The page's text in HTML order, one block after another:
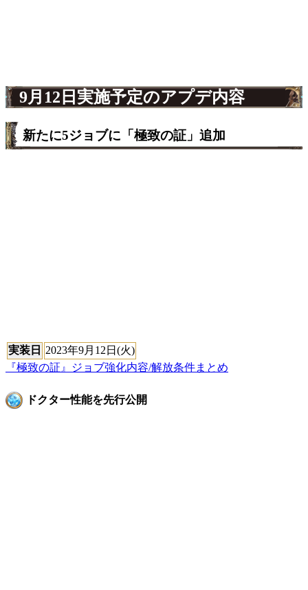
9月12日実施予定のアプデ内容
新たに5ジョブに「極致の証」追加
実装日
2023年9月12日(火)
『極致の証』ジョブ強化内容/解放条件まとめ
ドクター性能を先行公開